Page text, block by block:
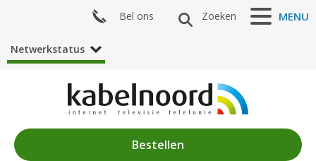
Bestellen
MENU
Zoeken
Bel ons
Netwerkstatus